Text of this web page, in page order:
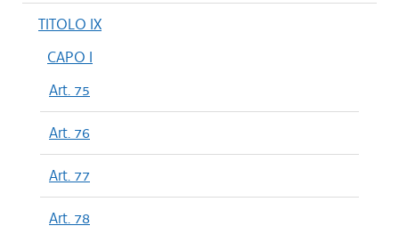
TITOLO IX
CAPO I
Art. 75
Art. 76
Art. 77
Art. 78